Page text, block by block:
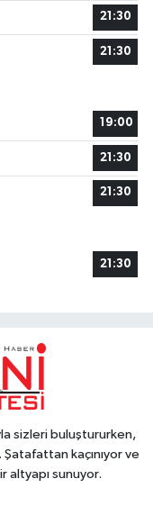
21:30
21:30
19:00
21:30
21:30
21:30
sizleri buluştururken,
kaçınıyor ve
altyapı sunuyor.